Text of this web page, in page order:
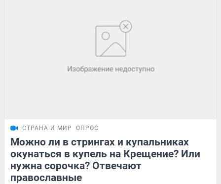
СТРАНА И МИР ОПРОС
Можно ли в стрингах и купальниках
окунаться в купель на Крещение? Или
нужна сорочка? Отвечают
православные